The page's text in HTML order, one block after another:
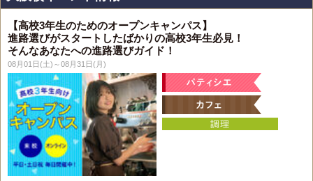
【高校3年生のためのオープンキャンパス】
進路選びがスタートしたばかりの高校3年生必見！
そんなあなたへの進路選びガイド！
08月01日(土)～08月31日(月)